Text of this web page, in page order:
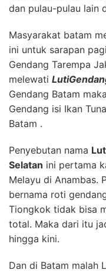
dan pulau-pulau lain
Masyarakat batam
ini untuk sarapan
Gendang Tarempa
melewati
Gendang Batam
Gendang isi Ikan
Batam .
Penyebutan nama
Selatan ini pertama
Melayu di Anambas.
bernama roti
Tiongkok tidak bisa
total. Maka dari itu
hingga kini.
Dan di Batam malah